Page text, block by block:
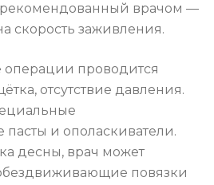
рекомендованный врачом —
скорость заживления.
операции проводится
отсутствие давления.
пасты и ополаскиватели.
десны, врач может
повязки